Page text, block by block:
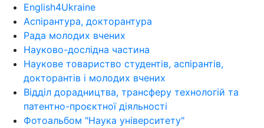
English4Ukraine
Аспірантура, докторантура
Рада молодих вчених
Науково-дослідна частина
Наукове товариство студентів, аспірантів,
докторантів і молодих вчених
Відділ дорадництва, трансферу технологій та
патентно-проєктної діяльності
Фотоальбом "Наука університету"